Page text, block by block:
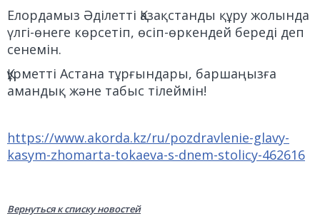
Елордамыз Әділетті Қазақстанды құру жолында
үлгі-өнеге көрсетіп, өсіп-өркендей береді деп
сенемін.
Құрметті Астана тұрғындары, баршаңызға
амандық және табыс тілеймін!
https://www.akorda.kz/ru/pozdravlenie-glavy-
kasym-zhomarta-tokaeva-s-dnem-stolicy-462616
Вернуться к списку новостей